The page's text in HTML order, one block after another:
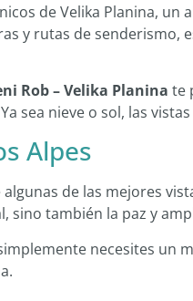
de Velika Planina,
y rutas de senderismo,
Rob – Velika Planina te
sea nieve o sol, las
Alpes
de las mejores
sino también la paz y
necesites un